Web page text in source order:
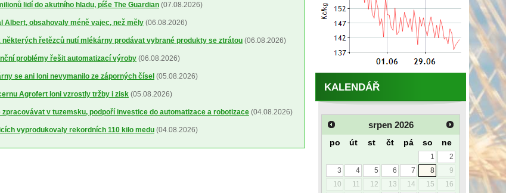
lidí do akutního hladu, píše The Guardian (07.08.2026)
Albert, obsahovaly méně vajec, než měly (06.08.2026)
některých řetězců nutí mlékárny prodávat vybrané produkty se ztrátou (06.08.2026)
problémy řešit automatizací výroby (06.08.2026)
se ani loni nevymanilo ze záporných čísel (05.08.2026)
Agrofert loni vzrostly tržby i zisk (05.08.2026)
v tuzemsku, podpoří investice do automatizace a robotizace (04.08.2026)
vyprodukovaly rekordních 110 kilo medu (04.08.2026)
KALENDÁŘ
srpen 2026
po út st čt pá so ne
1
2
3
4 5 6 7 8
9
10
11 12 13 14 15
16